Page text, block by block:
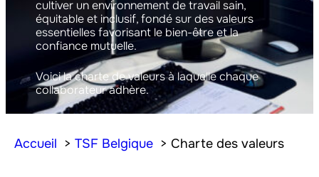
cultiver un environnement de travail sain,
équitable et inclusif, fondé sur des valeurs
essentielles favorisant le bien-être et la
confiance mutuelle.
Voici la charte de valeurs à laquelle chaque
collaborateur adhère.
Accueil TSF Belgique Charte des valeurs